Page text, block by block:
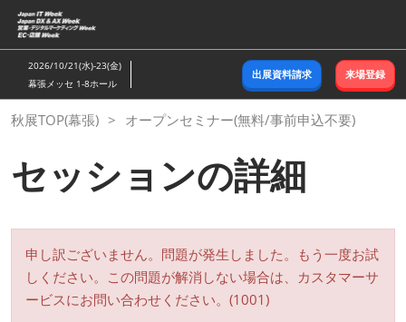
ス
キ
ッ
し
て
む
2026/10/21(水)-23(金)
幕張メッセ 1-8ホール
出展資料請求 来場登録
秋展TOP(幕張) オープンセミナー(無料/事前申込不要)
セッションの詳細
申し訳ございません。問題が発生しました。もう一度お試
しください。この問題が解消しない場合は、カスタマーサ
ービスにお問い合わせください。(1001)